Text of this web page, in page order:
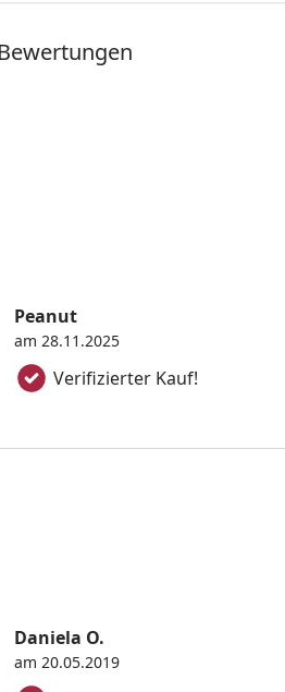
Verifizierter Kauf!
Peanut
am 28.11.2025
Daniela O.
am 20.05.2019